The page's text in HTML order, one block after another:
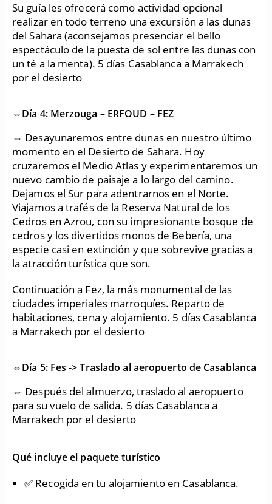
Su guía les ofrecerá como actividad opcional
realizar en todo terreno una excursión a las dunas
del Sahara (aconsejamos presenciar el bello
espectáculo de la puesta de sol entre las dunas con
un té a la menta). 5 días Casablanca a Marrakech
por el desierto
⇔Día 4: Merzouga – ERFOUD – FEZ
⇔ Desayunaremos entre dunas en nuestro último
momento en el Desierto de Sahara. Hoy
cruzaremos el Medio Atlas y experimentaremos un
nuevo cambio de paisaje a lo largo del camino.
Dejamos el Sur para adentrarnos en el Norte.
Viajamos a trafés de la Reserva Natural de los
Cedros en Azrou, con su impresionante bosque de
cedros y los divertidos monos de Bebería, una
especie casi en extinción y que sobrevive gracias a
la atracción turística que son.
Continuación a Fez, la más monumental de las
ciudades imperiales marroquíes. Reparto de
habitaciones, cena y alojamiento. 5 días Casablanca
a Marrakech por el desierto
⇔Día 5: Fes -> Traslado al aeropuerto de Casablanca
⇔ Después del almuerzo, traslado al aeropuerto
para su vuelo de salida. 5 días Casablanca a
Marrakech por el desierto
Qué incluye el paquete turístico
✅ Recogida en tu alojamiento en Casablanca.